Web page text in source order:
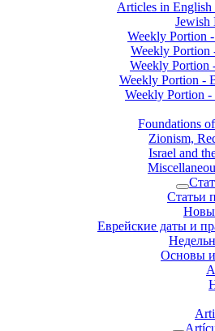
Articles in English
Jewish
Weekly Portion
Weekly Portion
Weekly Portion
Weekly Portion -
Weekly Portion
Foundations
Zionism,
Israel and
Статьи
Еврейские даты и
Основы